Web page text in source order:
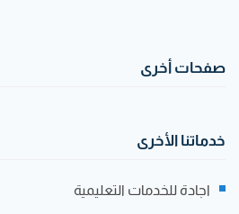
صفحات أخرى
خدماتنا الأخرى
اجادة للخدمات التعليمية